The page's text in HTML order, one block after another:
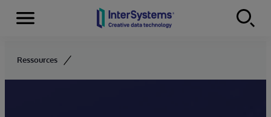
Skip to content
Menu
Ressources